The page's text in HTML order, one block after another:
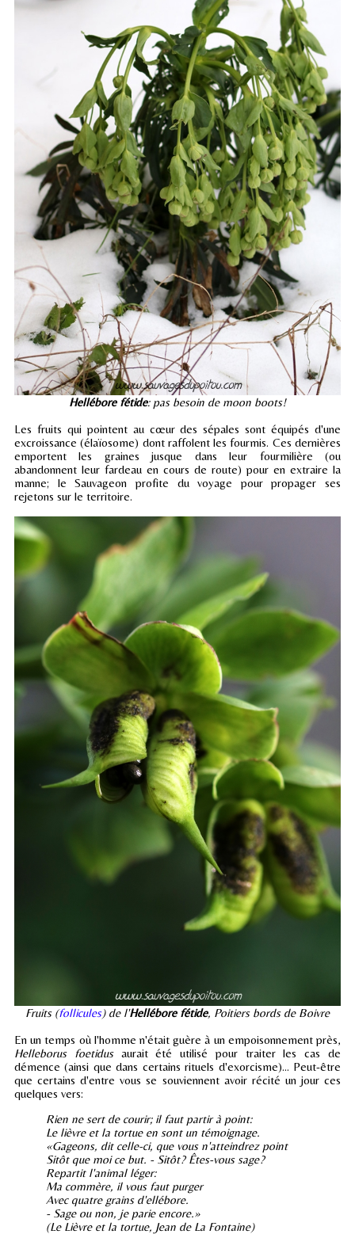
Hellébore fétide: pas besoin de moon boots!
Les fruits qui pointent au cœur des sépales sont équipés d'une
excroissance (élaïosome) dont raffolent les fourmis. Ces dernières
emportent les graines jusque dans leur fourmilière (ou
abandonnent leur fardeau en cours de route) pour en extraire la
manne; le Sauvageon profite du voyage pour propager ses
rejetons sur le territoire.
Fruits (follicules) de l'Hellébore fétide, Poitiers bords de Boivre
En un temps où l'homme n'était guère à un empoisonnement près,
Helleborus foetidusaurait été utilisé pour traiter les cas de
démence (ainsi que dans certains rituels d'exorcisme)... Peut-être
que certains d'entre vous se souviennent avoir récité un jour ces
quelques vers:
Rien ne sert de courir; il faut partir à point:
Le lièvre et la tortue en sont un témoignage.
«Gageons, dit celle-ci, que vous n'atteindrez point
Sitôt que moi ce but. - Sitôt? Êtes-vous sage?
Repartit l'animal léger:
Ma commère, il vous faut purger
Avec quatre grains d'ellébore.
- Sage ou non, je parie encore.»
(Le Lièvre et la tortue, Jean de La Fontaine)